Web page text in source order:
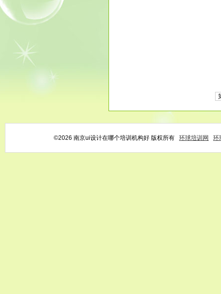
©2026 南京ui设计在哪个培训机构好 版权所有 环球培训网 环